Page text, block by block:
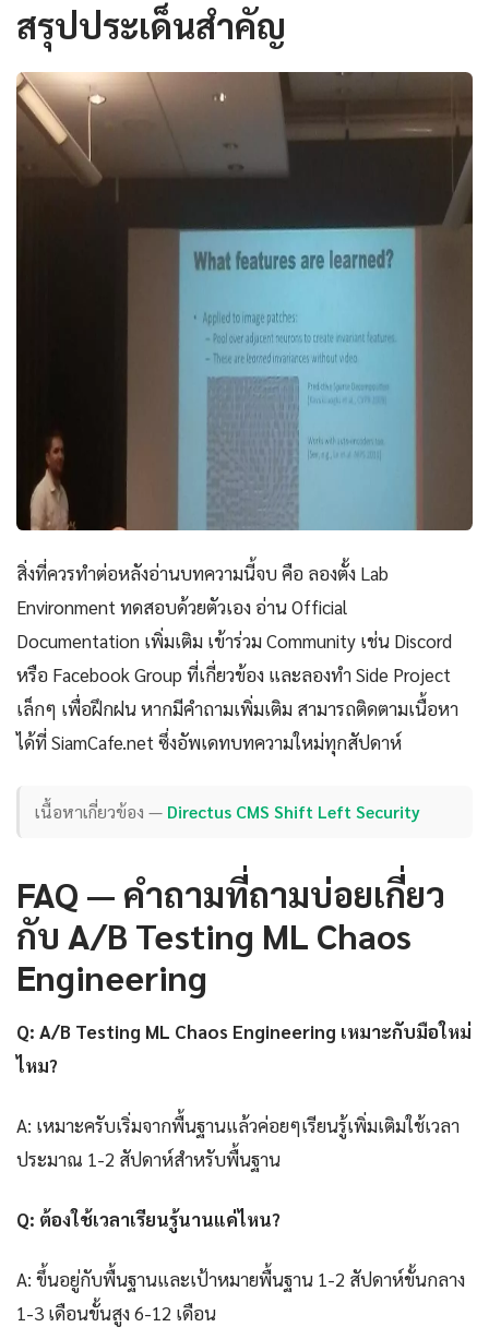
สรุปประเด็นสำคัญ
สิ่งที่ควรทำต่อหลังอ่านบทความนี้จบ คือ ลองตั้ง Lab
Environment ทดสอบด้วยตัวเอง อ่าน Official
Documentation เพิ่มเติม เข้าร่วม Community เช่น Discord
หรือ Facebook Group ที่เกี่ยวข้อง และลองทำ Side Project
เล็กๆ เพื่อฝึกฝน หากมีคำถามเพิ่มเติม สามารถติดตามเนื้อหา
ได้ที่ SiamCafe.net ซึ่งอัพเดทบทความใหม่ทุกสัปดาห์
เนื้อหาเกี่ยวข้อง — Directus CMS Shift Left Security
FAQ — คำถามที่ถามบ่อยเกี่ยว
กับ A/B Testing ML Chaos
Engineering
Q: A/B Testing ML Chaos Engineering เหมาะกับมือใหม่
ไหม?
A: เหมาะครับเริ่มจากพื้นฐานแล้วค่อยๆเรียนรู้เพิ่มเติมใช้เวลา
ประมาณ 1-2 สัปดาห์สำหรับพื้นฐาน
Q: ต้องใช้เวลาเรียนรู้นานแค่ไหน?
A: ขึ้นอยู่กับพื้นฐานและเป้าหมายพื้นฐาน 1-2 สัปดาห์ขั้นกลาง
1-3 เดือนขั้นสูง 6-12 เดือน